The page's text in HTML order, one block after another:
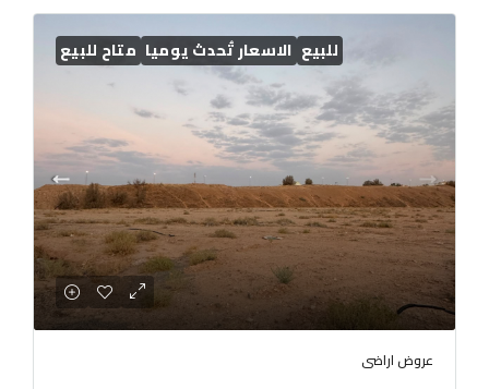
للبيع الاسعار تُحدث يوميا متاح للبيع
عروض اراضى